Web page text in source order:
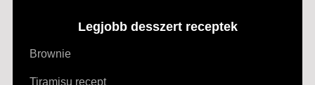
Legjobb desszert receptek
Brownie
Tiramisu recept